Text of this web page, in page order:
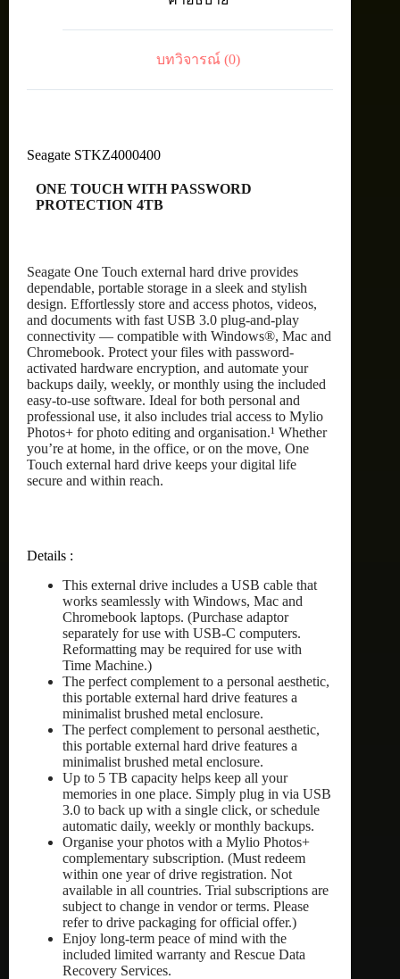
บทวิจารณ์ (0)
Seagate STKZ4000400
ONE TOUCH WITH PASSWORD
PROTECTION 4TB
Seagate One Touch external hard drive provides
dependable, portable storage in a sleek and stylish
design. Effortlessly store and access photos, videos,
and documents with fast USB 3.0 plug-and-play
connectivity — compatible with Windows®, Mac and
Chromebook. Protect your files with password-
activated hardware encryption, and automate your
backups daily, weekly, or monthly using the included
easy-to-use software. Ideal for both personal and
professional use, it also includes trial access to Mylio
Photos+ for photo editing and organisation.¹ Whether
you’re at home, in the office, or on the move, One
Touch external hard drive keeps your digital life
secure and within reach.
Details :
This external drive includes a USB cable that
works seamlessly with Windows, Mac and
Chromebook laptops. (Purchase adaptor
separately for use with USB-C computers.
Reformatting may be required for use with
Time Machine.)
The perfect complement to a personal aesthetic,
this portable external hard drive features a
minimalist brushed metal enclosure.
The perfect complement to personal aesthetic,
this portable external hard drive features a
minimalist brushed metal enclosure.
Up to 5 TB capacity helps keep all your
memories in one place. Simply plug in via USB
3.0 to back up with a single click, or schedule
automatic daily, weekly or monthly backups.
Organise your photos with a Mylio Photos+
complementary subscription. (Must redeem
within one year of drive registration. Not
available in all countries. Trial subscriptions are
subject to change in vendor or terms. Please
refer to drive packaging for official offer.)
Enjoy long-term peace of mind with the
included limited warranty and Rescue Data
Recovery Services.